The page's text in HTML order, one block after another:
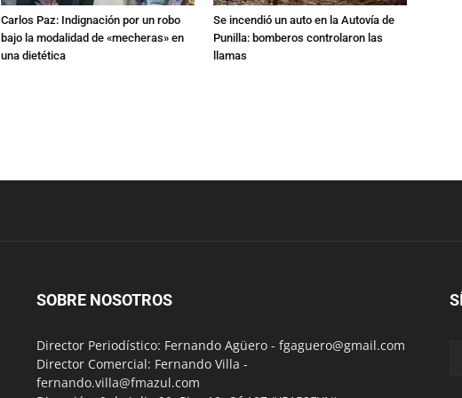
Carlos Paz: Indignación por un robo
bajo la modalidad de «mecheras» en
una dietética
Se incendió un auto en la Autovía de
Punilla: bomberos controlaron las
llamas
SOBRE NOSOTROS
Director Periodístico: Fernando Agüero - fgaguero@gmail.com
Director Comercial: Fernando Villa -
fernando.villa@fmazul.com